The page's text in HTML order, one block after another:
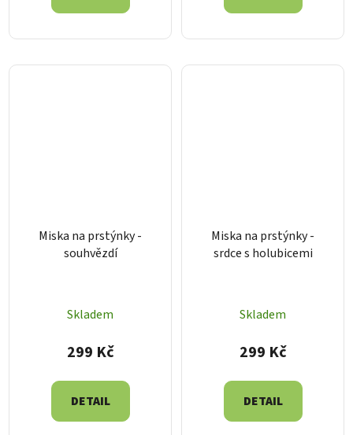
Miska na prstýnky -
souhvězdí
Skladem
299 Kč
DETAIL
Miska na prstýnky -
srdce s holubicemi
Skladem
299 Kč
DETAIL